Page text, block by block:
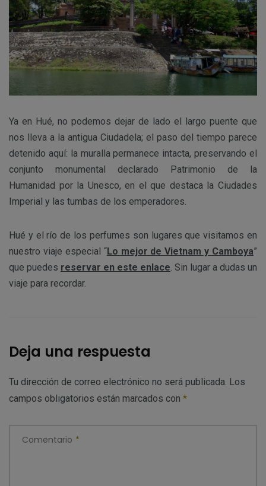
Ya en Hué, no podemos dejar de lado el largo puente que
nos lleva a la antigua Ciudadela; el paso del tiempo parece
detenido aquí: la muralla permanece intacta, preservando el
conjunto monumental declarado Patrimonio de la
Humanidad por la Unesco, en el que destaca la Ciudades
Imperial y las tumbas de los emperadores.
Hué y el río de los perfumes son lugares que visitamos en
nuestro viaje especial “Lo mejor de Vietnam y Camboya”
que puedes reservar en este enlace . Sin lugar a dudas un
viaje para recordar.
Deja una respuesta
Tu dirección de correo electrónico no será publicada. Los
campos obligatorios están marcados con *
Comentario *